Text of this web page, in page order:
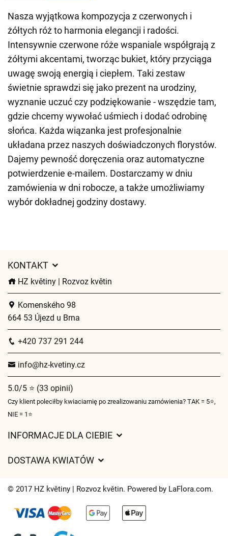
Nasza wyjątkowa kompozycja z czerwonych i
żółtych róż to harmonia elegancji i radości.
Intensywnie czerwone róże wspaniale współgrają z
żółtymi akcentami, tworząc bukiet, który przyciąga
uwagę swoją energią i ciepłem. Taki zestaw
świetnie sprawdzi się jako prezent na urodziny,
wyznanie uczuć czy podziękowanie - wszędzie tam,
gdzie chcemy wywołać uśmiech i dodać odrobinę
słońca. Każda wiązanka jest profesjonalnie
układana przez naszych doświadczonych florystów.
Dajemy pewność doręczenia oraz automatyczne
potwierdzenie e-mailem. Dostarczamy w dniu
zamówienia w dni robocze, a także umożliwiamy
wybór dokładnej godziny dostawy.
KONTAKT
HZ květiny | Rozvoz květin
Komenského 98
664 53 Újezd u Brna
+420 737 291 244
info@hz-kvetiny.cz
5.0/5 ⭐ (33 opinii)
Czy klient poleciłby kwiaciarnię po zrealizowaniu zamówienia? TAK = 5⭐,
NIE = 1⭐
INFORMACJE DLA CIEBIE
Czasy dostawy kwiatów – przegląd możliwości
DOSTAWA KWIATÓW
Gdzie dostarczamy kwiaty
Ciasteczka
© 2017 HZ květiny | Rozvoz květin. Powered by LaFlora.com.